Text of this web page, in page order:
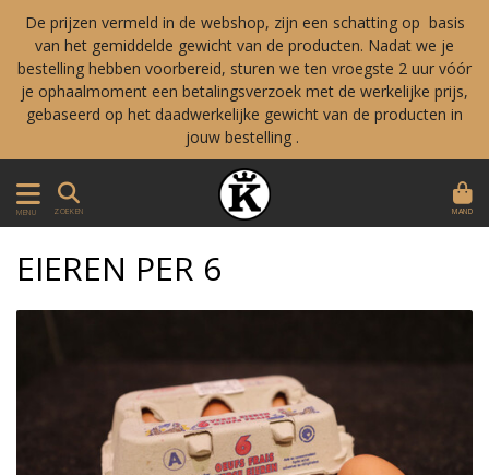
De prijzen vermeld in de webshop, zijn een schatting op basis
van het gemiddelde gewicht van de producten. Nadat we je
bestelling hebben voorbereid, sturen we ten vroegste 2 uur vóór
je ophaalmoment een betalingsverzoek met de werkelijke prijs,
gebaseerd op het daadwerkelijke gewicht van de producten in
jouw bestelling .
MENU ZOEKEN MAND
EIEREN PER 6